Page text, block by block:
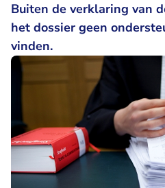
Buiten de verklaring van
het dossier geen
vinden.